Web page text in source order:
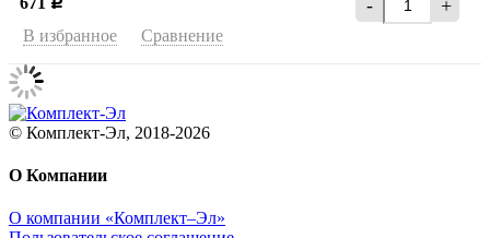
Р - +
В избранное Сравнение
© Комплект-Эл, 2018-2026
О Компании
О компании «Комплект–Эл»